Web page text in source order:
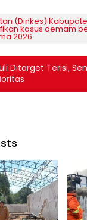
(Dinkes)
kasus demam
2026.
Ditarget Terisi,